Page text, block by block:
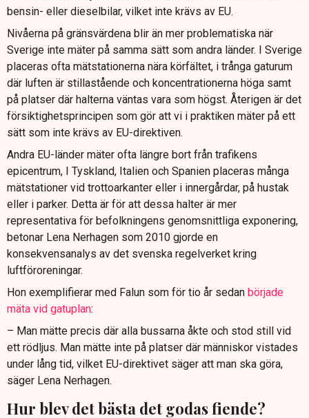
bensin- eller dieselbilar, vilket inte krävs av EU.
Nivåerna på gränsvärdena blir än mer problematiska när
Sverige inte mäter på samma sätt som andra länder. I Sverige
placeras ofta mätstationerna nära körfältet, i trånga gaturum
där luften är stillastående och koncentrationerna höga samt
på platser där halterna väntas vara som högst. Återigen är det
försiktighetsprincipen som gör att vi i praktiken mäter på ett
sätt som inte krävs av EU-direktiven.
Andra EU-länder mäter ofta längre bort från trafikens
epicentrum, I Tyskland, Italien och Spanien placeras många
mätstationer vid trottoarkanter eller i innergårdar, på hustak
eller i parker. Detta är för att dessa halter är mer
representativa för befolkningens genomsnittliga exponering,
betonar Lena Nerhagen som 2010 gjorde en
konsekvensanalys av det svenska regelverket kring
luftföroreningar.
Hon exemplifierar med Falun som för tio år sedan började
mäta vid gatuplan:
– Man mätte precis där alla bussarna åkte och stod still vid
ett rödljus. Man mätte inte på platser där människor vistades
under lång tid, vilket EU-direktivet säger att man ska göra,
säger Lena Nerhagen.
Hur blev det bästa det godas fiende?